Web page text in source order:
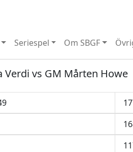
Seriespel Om SBGF
Verdi vs GM Mårten Howe